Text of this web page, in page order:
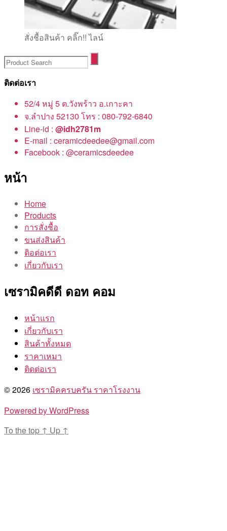
สั่งชื้อสินค้า คลิ๊ก!! ไลน์
ติดต่อเรา
52/4 หมู่ 5 ต.วังพร้าว อ.เกาะคา
จ.ลำปาง 52130 โทร : 080-792-6840
Line-id : @idh2781m
E-mail : ceramicdeedee@gmail.com
Facebook : @ceramicsdeedee
หน้า
Home
Products
การสั่งชื้อ
ขนส่งสินค้า
ติอต่อเรา
เกี่ยวกับเรา
เซรามิคดีดี ดอท คอม
หน้าแรก
เกี่ยวกับเรา
สินค้าทั้งหมด
ราคาเหมา
ติดต่อเรา
© 2026 เซรามิคครบครัน ราคาโรงงาน
Powered by WordPress
To the top ↑ Up ↑